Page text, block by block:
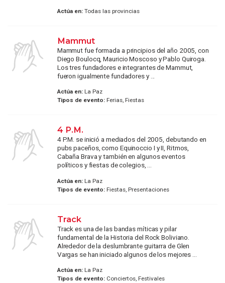
Actúa en:Todas las provincias
Mammut
Mammut fue formada a principios del año 2005, con
Diego Boulocq, Mauricio Moscoso y Pablo Quiroga.
Los tres fundadores e integrantes de Mammut,
fueron igualmente fundadores y ...
Actúa en:La Paz
Tipos de evento:Ferias, Fiestas
4 P.M.
4 P.M. se inició a mediados del 2005, debutando en
pubs paceños, como Equinoccio I y II, Ritmos,
Cabaña Brava y también en algunos eventos
políticos y fiestas de colegios, ...
Actúa en:La Paz
Tipos de evento:Fiestas, Presentaciones
Track
Track es una de las bandas míticas y pilar
fundamental de la Historia del Rock Boliviano.
Alrededor de la deslumbrante guitarra de Glen
Vargas se han iniciado algunos de los mejores ...
Actúa en:La Paz
Tipos de evento:Conciertos, Festivales